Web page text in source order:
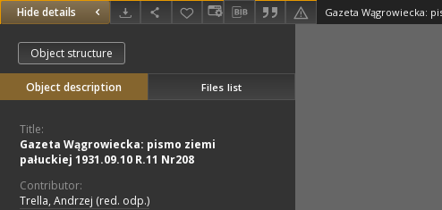
Hide details
Object structure
Object description Files list
Title:
Gazeta Wągrowiecka: pismo ziemi
pałuckiej 1931.09.10 R.11 Nr208
Contributor:
Trella, Andrzej (red. odp.)